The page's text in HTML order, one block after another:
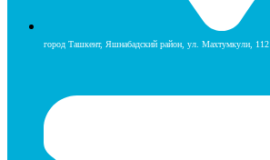
город Ташкент, Яшнабадский район, ул. Махтумкули, 112